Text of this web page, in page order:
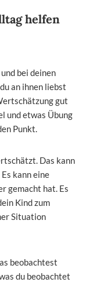
helfen
bei deinen
an ihnen liebst
gut
und etwas Übung
Punkt.
Das kann
kann eine
gemacht hat. Es
Kind zum
Situation
beobachtest
du beobachtet